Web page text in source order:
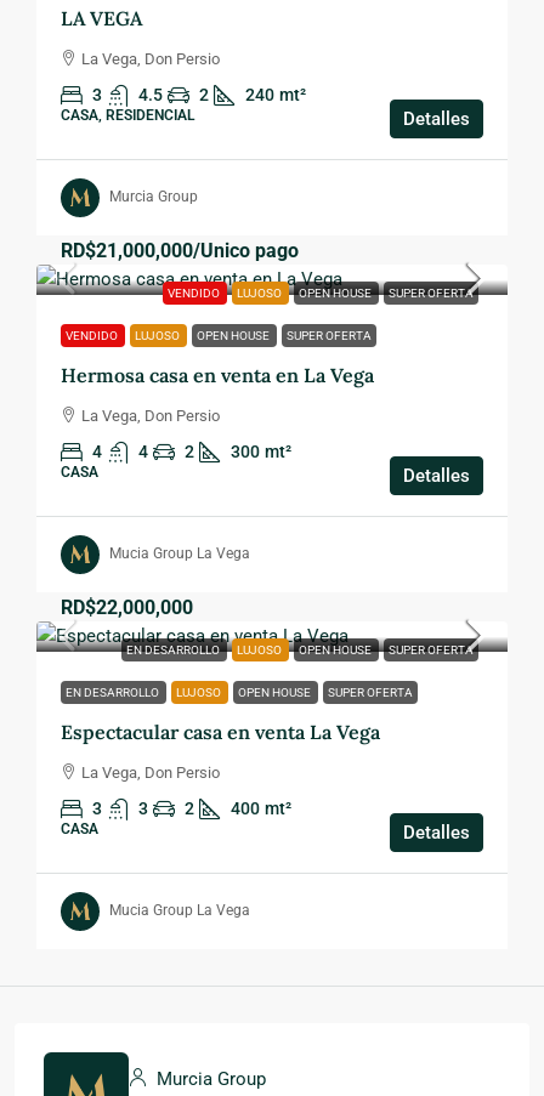
LA VEGA
La Vega, Don Persio
3 4.5 2 240 mt²
CASA, RESIDENCIAL Detalles
Murcia Group
VENDIDO LUJOSO OPEN HOUSE SUPER OFERTA
RD$21,000,000/Unico pago
VENDIDO LUJOSO OPEN HOUSE SUPER OFERTA
Hermosa casa en venta en La Vega
La Vega, Don Persio
4 4 2 300 mt²
CASA Detalles
Mucia Group La Vega
EN DESARROLLO LUJOSO OPEN HOUSE SUPER OFERTA
RD$22,000,000
EN DESARROLLO LUJOSO OPEN HOUSE SUPER OFERTA
Espectacular casa en venta La Vega
La Vega, Don Persio
3 3 2 400 mt²
CASA Detalles
Mucia Group La Vega
Murcia Group